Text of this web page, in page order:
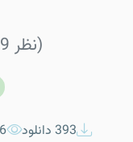
(139 نظر)
393 دانلود